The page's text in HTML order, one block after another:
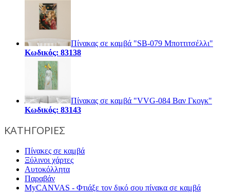
Πίνακας σε καμβά "SB-079 Μποττιτσέλλι"
Κωδικός: 83138
Πίνακας σε καμβά "VVG-084 Βαν Γκογκ"
Κωδικός: 83143
ΚΑΤΗΓΟΡΙΕΣ
Πίνακες σε καμβά
Ξύλινοι χάρτες
Αυτοκόλλητα
Παραβάν
MyCANVAS - Φτιάξε τον δικό σου πίνακα σε καμβά